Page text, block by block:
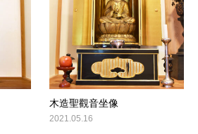
木造聖觀音坐像
2021.05.16